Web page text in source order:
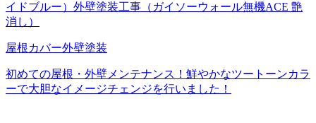
イドブルー）外壁塗装工事（ガイソーウォール無機ACE 艶
消し）
屋根カバー外壁塗装
初めての屋根・外壁メンテナンス！鮮やかなツートーンカラ
ーで大胆なイメージチェンジを行いました！